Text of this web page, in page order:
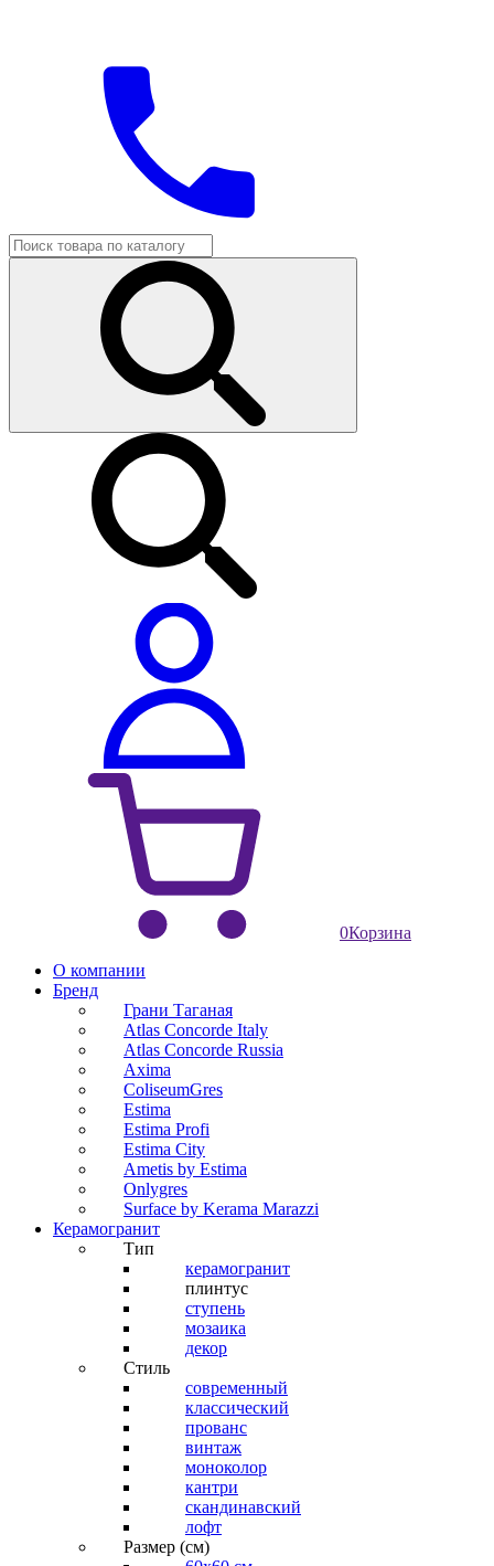
0Корзина
О компании
Бренд
Грани Таганая
Atlas Concorde Italy
Atlas Concorde Russia
Axima
ColiseumGres
Estima
Estima Profi
Estima City
Ametis by Estima
Onlygres
Surface by Kerama Marazzi
Керамогранит
Тип
керамогранит
плинтус
ступень
мозаика
декор
Стиль
современный
классический
прованс
винтаж
моноколор
кантри
скандинавский
лофт
Размер (см)